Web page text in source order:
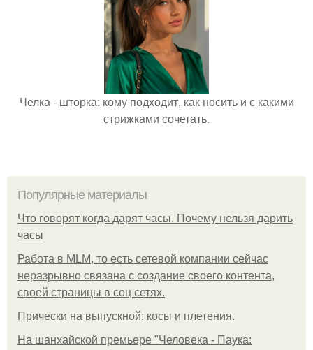
Челка - шторка: кому подходит, как носить и с какими
стрижками сочетать.
Популярные материалы
Что говорят когда дарят часы. Почему нельзя дарить
часы
Работа в MLM, то есть сетевой компании сейчас
неразрывно связана с создание своего контента,
своей страницы в соц сетях.
Прически на выпускной: косы и плетения.
На шанхайской премьере "Человека - Паука: